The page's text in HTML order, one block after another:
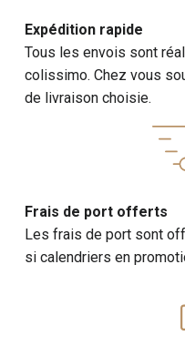
Expédition rapide
Tous les envois sont
colissimo. Chez vous
de livraison choisie.
Frais de port offerts
Les frais de port sont
si calendriers en